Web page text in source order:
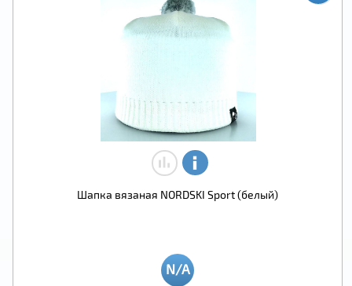
Шапка вязаная NORDSKI Sport (белый)